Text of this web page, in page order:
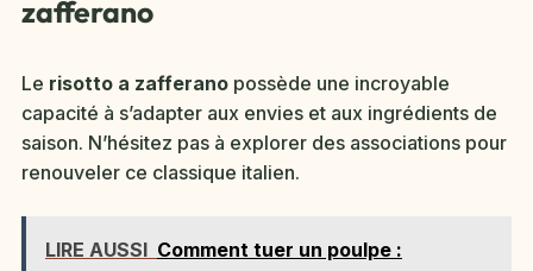
zafferano
Le risotto a zafferano possède une incroyable
capacité à s’adapter aux envies et aux ingrédients de
saison. N’hésitez pas à explorer des associations pour
renouveler ce classique italien.
LIRE AUSSI Comment tuer un poulpe :